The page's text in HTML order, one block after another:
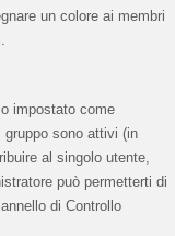
un colore ai membri
impostato come
gruppo sono attivi (in
al singolo utente,
può permetterti di
di Controllo